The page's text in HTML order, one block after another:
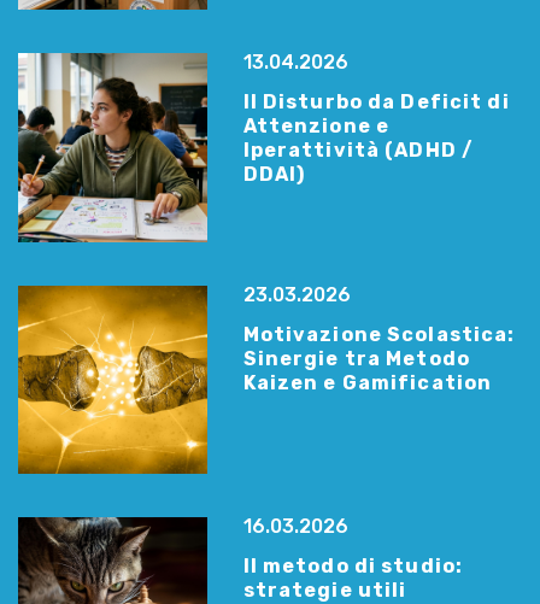
13.04.2026
Il Disturbo da Deficit di
Attenzione e
Iperattività (ADHD /
DDAI)
23.03.2026
Motivazione Scolastica:
Sinergie tra Metodo
Kaizen e Gamification
16.03.2026
Il metodo di studio:
strategie utili